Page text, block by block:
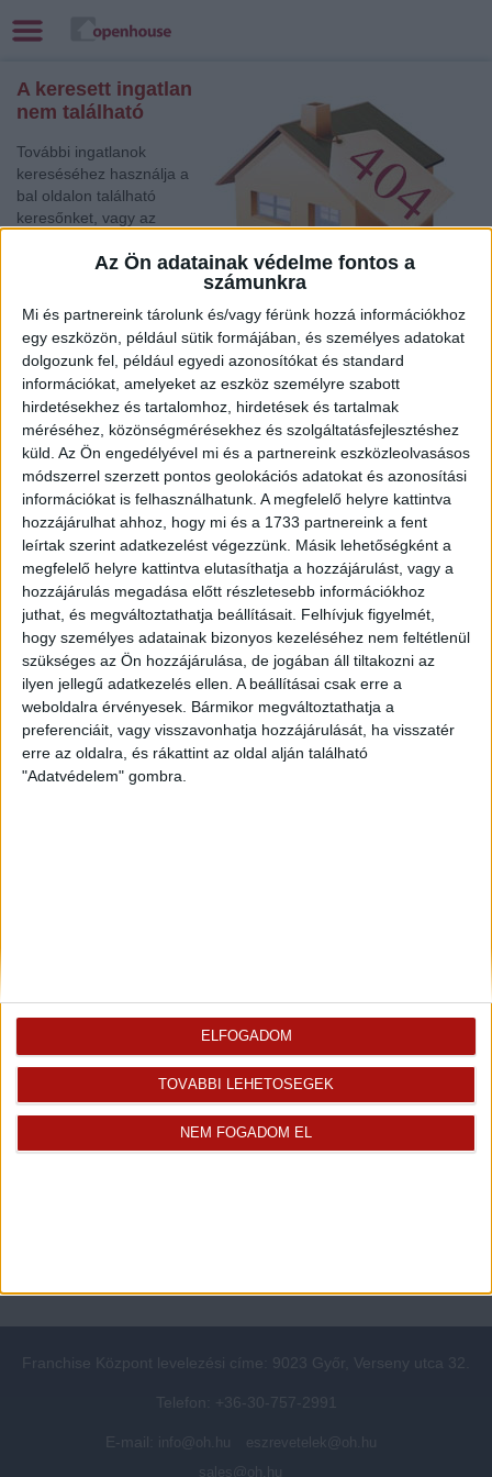
Az Ön adatainak védelme fontos a
számunkra
Mi és partnereink tárolunk és/vagy férünk hozzá információkhoz
egy eszközön, például sütik formájában, és személyes adatokat
dolgozunk fel, például egyedi azonosítókat és standard
információkat, amelyeket az eszköz személyre szabott
hirdetésekhez és tartalomhoz, hirdetések és tartalmak
méréséhez, közönségmérésekhez és szolgáltatásfejlesztéshez
küld. Az Ön engedélyével mi és a partnereink eszközleolvasásos
módszerrel szerzett pontos geolokációs adatokat és azonosítási
információkat is felhasználhatunk. A megfelelő helyre kattintva
hozzájárulhat ahhoz, hogy mi és a 1733 partnereink a fent
leírtak szerint adatkezelést végezzünk. Másik lehetőségként a
megfelelő helyre kattintva elutasíthatja a hozzájárulást, vagy a
hozzájárulás megadása előtt részletesebb információkhoz
juthat, és megváltoztathatja beállításait. Felhívjuk figyelmét,
hogy személyes adatainak bizonyos kezeléséhez nem feltétlenül
szükséges az Ön hozzájárulása, de jogában áll tiltakozni az
ilyen jellegű adatkezelés ellen. A beállításai csak erre a
weboldalra érvényesek. Bármikor megváltoztathatja a
preferenciáit, vagy visszavonhatja hozzájárulását, ha visszatér
erre az oldalra, és rákattint az oldal alján található
"Adatvédelem" gombra.
TOVÁBBI LEHETŐSÉGEK
NEM FOGADOM EL
ELFOGADOM
A keresett ingatlan
nem található
További ingatlanok
kereséséhez használja a
bal oldalon található
keresőnket, vagy az
Zárt kert
Budaörs, Eladó Családi ház
Székesfehérvár
, Eladó Társasházi lakás, Családi ház
Balatonboglár , Eladó Családi ház
Békéscsaba, Eladó Társasházi lakás, Családi ház, Garázs,
Házrész, Hotel, Ipari ingatlan
Pápa, Eladó Társasházi lakás, Családi ház
Szombathely , Eladó Társasházi lakás
Csorna
, Eladó Társasházi lakás, Családi ház
Budapest V. Ker., Eladó Családi ház
Celldömölk, Eladó Társasházi lakás
A központ munkatársai
Értékbecslés
Energetikai tanúsítvány
Blog
Adatvédelmi beállítások
Panaszkezelési tájékoztató
Franchise Központ levelezési címe: 9023 Győr, Verseny utca 32.
Telefon: +36-30-757-2991
E-mail: info@oh.hu
eszrevetelek@oh.hu
sales@oh.hu